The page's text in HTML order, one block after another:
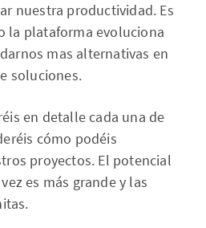
nuestra productividad. Es
la plataforma evoluciona
mas alternativas en
soluciones.
en detalle cada una de
cómo podéis
proyectos. El potencial
es más grande y las